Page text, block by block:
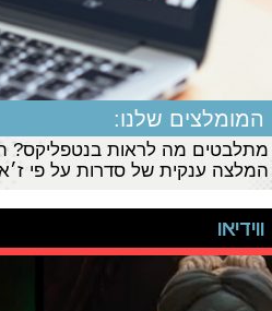
המומלצים שלנו:
מתלבטים מה לראות בנטפליקס?
המלצה ענקית של סדרות על פי
ווידיאו